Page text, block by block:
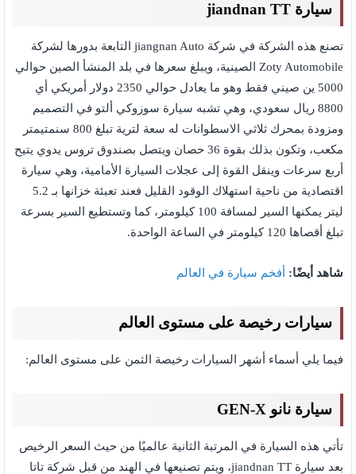
سيارة jiandnan TT
تصنع هذه الشركة في شركة jiangnan Auto التابعة بدورها لشركة
Zoty Automobile الصينية، ويبلغ سعرها في بلد المنشأ الصين حوالي
5000 ين صيني فقط وهو ما يعادل حوالي 2350 دولار أمريكي أي
8800 ريال سعودي، وهي تشبه سيارة سوزوكي ألتو في التصميم
ومزودة بمحرك ثلاثي الاسطوانات له سعة لترية تبلغ 800 سنمتيمتر
مكعب، وتكون بذلك بقوة 36 حصان ويتصل بصندوق تروس يدوي يتيح
أربع سرعات وينقل القوة إلى عجلات السيارة الأمامية، وهي سيارة
اقتصادية من ناحية استهلاك الوقود القليل فعند تعبئة خزانها بـ 5.2
ليتر يمكنها السير لمسافة 100 كيلومتر، كما وتستطيع السير بسرعة
تبلغ أقصاها 120 كيلومتر في الساعة الواحدة.
شاهد أيضًا: أفخم سيارة في العالم
سيارات رخيصة على مستوى العالم
فيما يلي أسماء أشهر السيارات رخيصة الثمن على مستوى العالم:
سيارة نانو GEN-X
تأتي هذه السيارة في المرتبة الثانية عالميًا من حيث السعر الرخيص
بعد سيارة jiandnan TT، ويتم تصنيعها في الهند من قبل شركة تاتا